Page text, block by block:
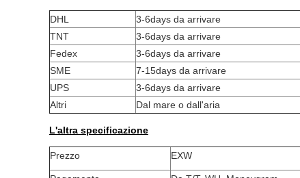
DHL
3-6days da arrivare
TNT
3-6days da arrivare
Fedex
3-6days da arrivare
SME
7-15days da arrivare
UPS
3-6days da arrivare
Altri
Dal mare o dall'aria
L'altra specificazione
Prezzo EXW